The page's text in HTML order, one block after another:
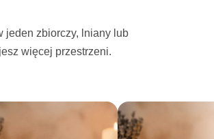
jeden zbiorczy, lniany lub
więcej przestrzeni.